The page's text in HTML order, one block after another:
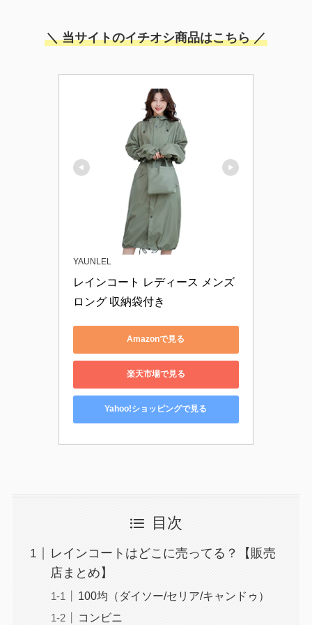
＼ 当サイトのイチオシ商品はこちら ／
YAUNLEL
レインコート レディース メンズ
ロング 収納袋付き
Amazonで見る
楽天市場で見る
Yahoo!ショッピングで見る
目次
レインコートはどこに売ってる？【販売
店まとめ】
100均（ダイソー/セリア/キャンドゥ）
コンビニ